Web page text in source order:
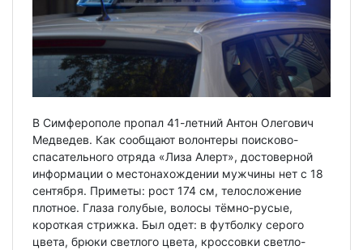
В Симферополе пропал 41-летний Антон Олегович
Медведев. Как сообщают волонтеры поисково-
спасательного отряда «Лиза Алерт», достоверной
информации о местонахождении мужчины нет с 18
сентября. Приметы: рост 174 см, телосложение
плотное. Глаза голубые, волосы тёмно-русые,
короткая стрижка. Был одет: в футболку серого
цвета, брюки светлого цвета, кроссовки светло-